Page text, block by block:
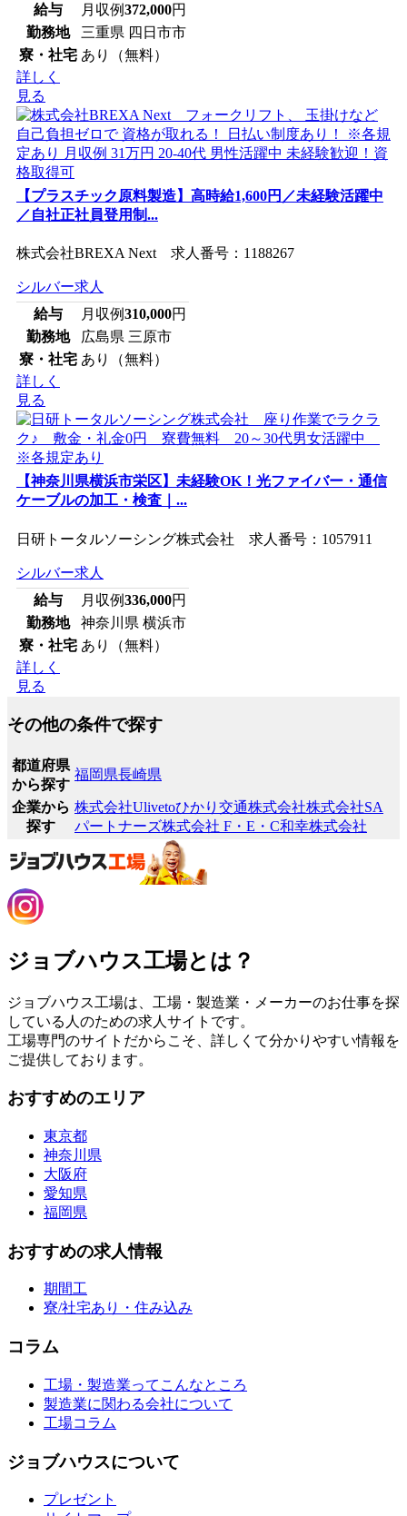
給与
月収例372,000円
勤務地
三重県 四日市市
寮・社宅 あり（無料）
詳しく
見る
【プラスチック原料製造】高時給1,600円／未経験活躍中
／自社正社員登用制...
株式会社BREXA Next 求人番号：1188267
シルバー求人
給与
月収例310,000円
勤務地
広島県 三原市
寮・社宅 あり（無料）
詳しく
見る
【神奈川県横浜市栄区】未経験OK！光ファイバー・通信
ケーブルの加工・検査｜...
日研トータルソーシング株式会社 求人番号：1057911
シルバー求人
給与
月収例336,000円
勤務地
神奈川県 横浜市
寮・社宅 あり（無料）
詳しく
見る
その他の条件で探す
都道府県
から探す
福岡県長崎県
企業から
探す
株式会社Ulivetoひかり交通株式会社株式会社SA
パートナーズ株式会社 F・E・C和幸株式会社
ジョブハウス工場とは？
ジョブハウス工場は、工場・製造業・メーカーのお仕事を探
している人のための求人サイトです。
工場専門のサイトだからこそ、詳しくて分かりやすい情報を
ご提供しております。
おすすめのエリア
東京都
神奈川県
大阪府
愛知県
福岡県
おすすめの求人情報
期間工
寮/社宅あり・住み込み
コラム
工場・製造業ってこんなところ
製造業に関わる会社について
工場コラム
ジョブハウスについて
プレゼント